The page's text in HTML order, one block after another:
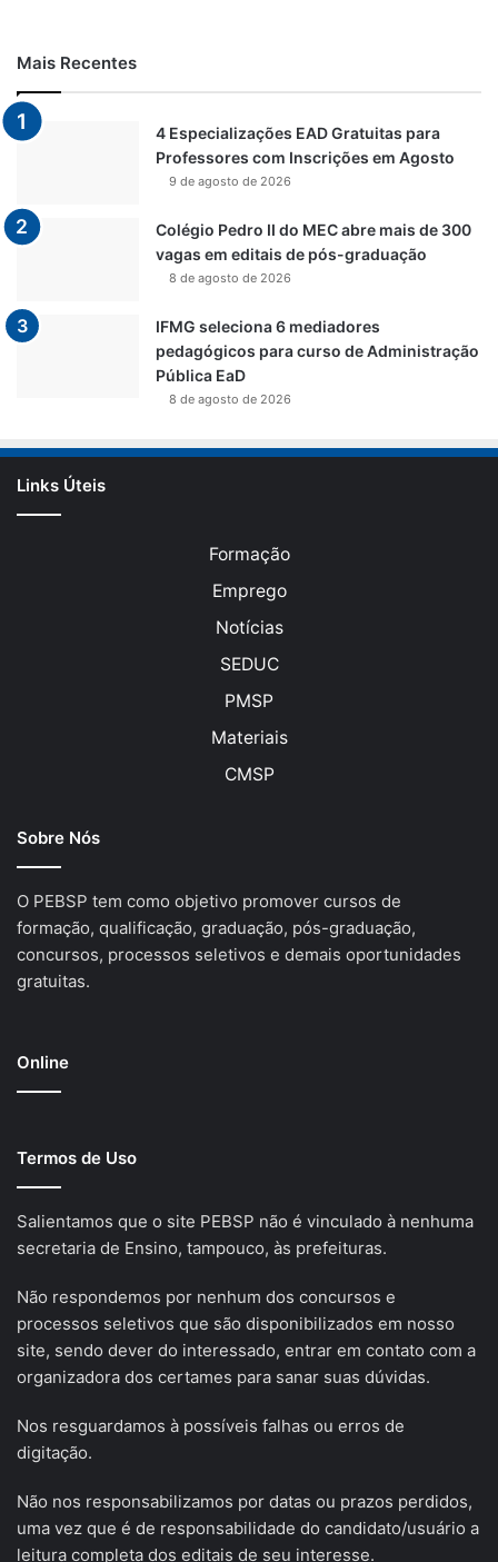
Mais Recentes
4 Especializações EAD Gratuitas para
Professores com Inscrições em Agosto
9 de agosto de 2026
Colégio Pedro II do MEC abre mais de 300
vagas em editais de pós-graduação
8 de agosto de 2026
IFMG seleciona 6 mediadores
pedagógicos para curso de Administração
Pública EaD
8 de agosto de 2026
Links Úteis
Formação
Emprego
Notícias
SEDUC
PMSP
Materiais
CMSP
Sobre Nós
O PEBSP tem como objetivo promover cursos de
formação, qualificação, graduação, pós-graduação,
concursos, processos seletivos e demais oportunidades
gratuitas.
Online
Termos de Uso
Salientamos que o site PEBSP não é vinculado à nenhuma
secretaria de Ensino, tampouco, às prefeituras.
Não respondemos por nenhum dos concursos e
processos seletivos que são disponibilizados em nosso
site, sendo dever do interessado, entrar em contato com a
organizadora dos certames para sanar suas dúvidas.
Nos resguardamos à possíveis falhas ou erros de
digitação.
Não nos responsabilizamos por datas ou prazos perdidos,
uma vez que é de responsabilidade do candidato/usuário a
leitura completa dos editais de seu interesse.